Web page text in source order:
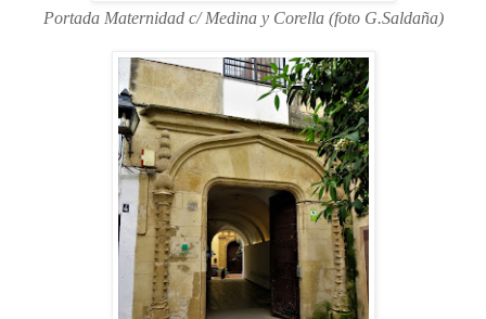
Portada Maternidad c/ Medina y Corella (foto G.Saldaña)